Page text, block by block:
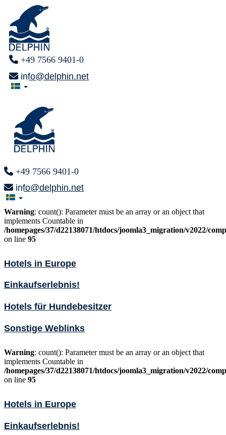
+49 7566 9401-0
info@delphin.net
+49 7566 9401-0
info@delphin.net
Warning: count(): Parameter must be an array or an object that
implements Countable in
/homepages/37/d22138071/htdocs/joomla3_migration/v2022/
on line 95
Hotels in Europe
Einkaufserlebnis!
Hotels für Hundebesitzer
Sonstige Weblinks
Warning: count(): Parameter must be an array or an object that
implements Countable in
/homepages/37/d22138071/htdocs/joomla3_migration/v2022/
on line 95
Hotels in Europe
Einkaufserlebnis!